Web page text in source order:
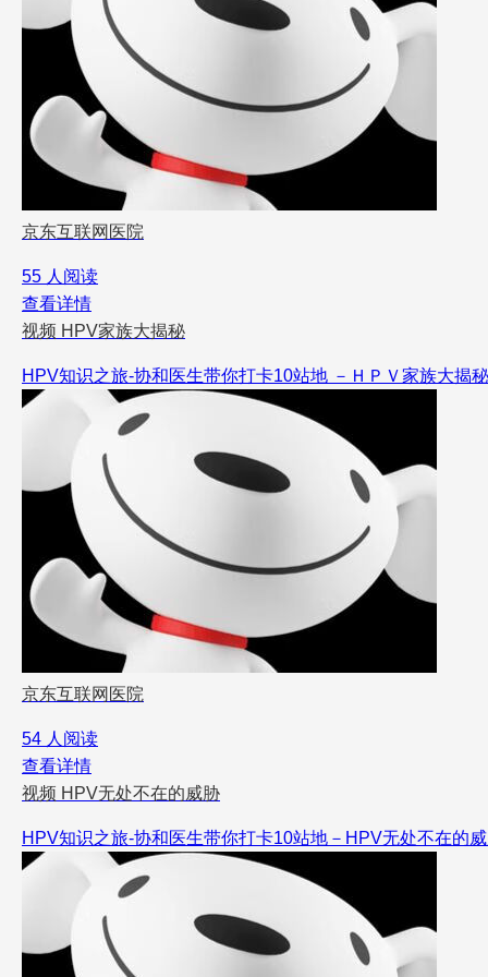
京东互联网医院
55 人阅读
查看详情
视频 HPV家族大揭秘
HPV知识之旅-协和医生带你打卡10站地 －ＨＰＶ家族大揭秘
京东互联网医院
54 人阅读
查看详情
视频 HPV无处不在的威胁
HPV知识之旅-协和医生带你打卡10站地－HPV无处不在的